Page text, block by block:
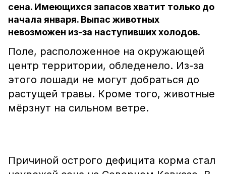
сена. Имеющихся запасов хватит только до
начала января. Выпас животных
невозможен из-за наступивших холодов.
Поле, расположенное на окружающей
центр территории, обледенело. Из-за
этого лошади не могут добраться до
растущей травы. Кроме того, животные
мёрзнут на сильном ветре.
Причиной острого дефицита корма стал